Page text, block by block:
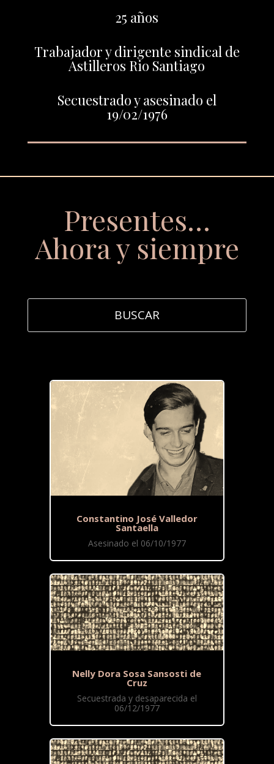
25 años
Trabajador y dirigente sindical de
Astilleros Rio Santiago
Secuestrado y asesinado el
19/02/1976
Presentes…
Ahora y siempre
Constantino José Valledor
Santaella
Asesinado el 06/10/1977
Nelly Dora Sosa Sansosti de
Cruz
Secuestrada y desaparecida el
06/12/1977